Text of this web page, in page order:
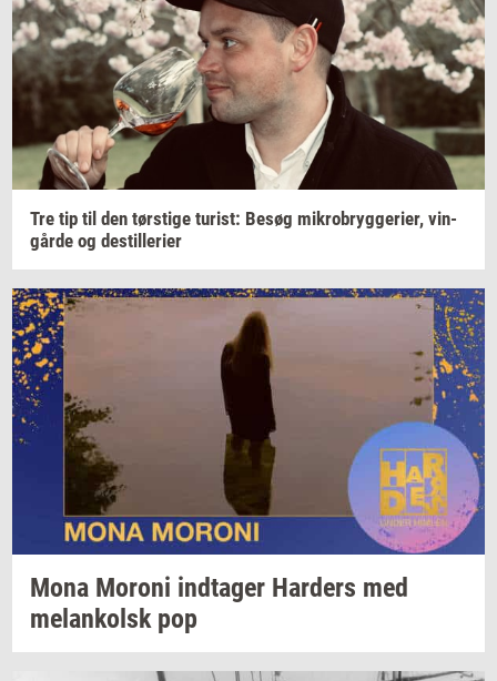
Tre tip til den tørsti­ge turist: Besøg mi­kro­bryg­ge­ri­er, vin­
går­de og destil­le­ri­er
Mona Mor­o­ni ind­ta­ger Har­ders med
melan­kolskpop